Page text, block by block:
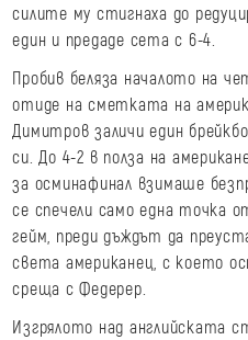
силите му стигнаха до
един и предаде сета с 6-4.
Пробив беляза началото на
отиде на сметката на
Димитров заличи един
си. До 4-2 в полза на
за осминафинал взимаше
се спечели само една точка
гейм, преди дъждът да
света американец, с което
среща с Федерер.
Изгрялото над английската